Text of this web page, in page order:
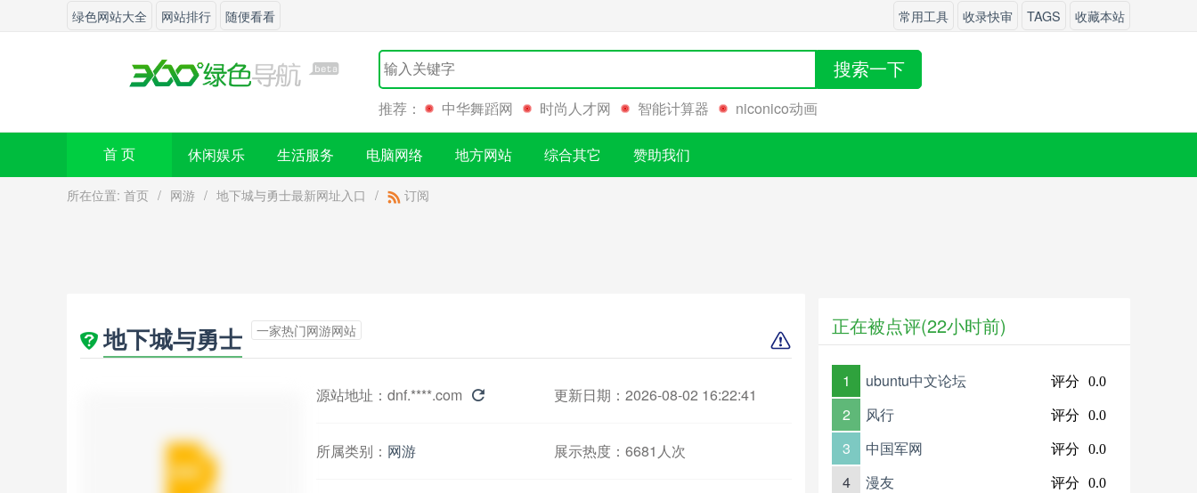
绿色网站大全 网站排行 随便看看 常用工具 收录快审 TAGS 收藏本站
搜索一下
推荐： 中华舞蹈网 时尚人才网 智能计算器 niconico动画
首 页 休闲娱乐 生活服务 电脑网络 地方网站 综合其它 赞助我们
所在位置: 首页 / 网游 / 地下城与勇士最新网址入口 / 订阅
地下城与勇士 一家热门网游网站
源站地址： dnf.****.com  更新日期：2026-08-02 16:22:41
所属类别： 网游 展示热度： 6681人次
正在被点评(22小时前)
1 ubuntu中文论坛 评分 0.0
2 风行 评分 0.0
3 中国军网 评分 0.0
4 漫友 评分 0.0